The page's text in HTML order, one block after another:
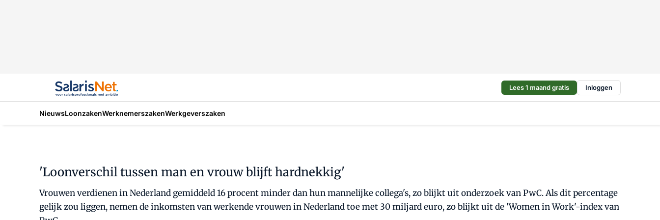
Lees 1 maand gratis Inloggen
NieuwsLoonzakenWerknemerszakenWerkgeverszaken
'Loonverschil tussen man en vrouw blijft hardnekkig'
Vrouwen verdienen in Nederland gemiddeld 16 procent minder dan hun mannelijke collega's, zo blijkt uit onderzoek van PwC. Als dit percentage
gelijk zou liggen, nemen de inkomsten van werkende vrouwen in Nederland toe met 30 miljard euro, zo blijkt uit de 'Women in Work'-index van